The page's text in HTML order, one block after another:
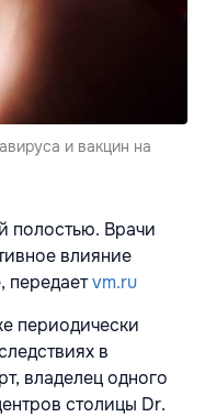
и вакцин на
полостью. Врачи
влияние
передаетvm.ru
периодически
в
владелец одного
столицы Dr.